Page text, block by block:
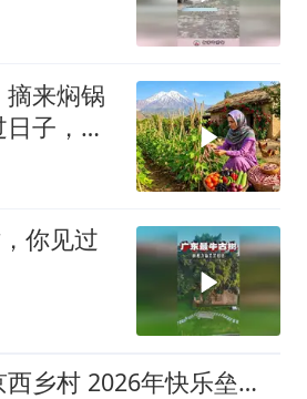
摘来焖锅
子，也
你见过
体旅融合点亮京西乡村 2026年快乐垒球进社区进校园北京站圆满举行